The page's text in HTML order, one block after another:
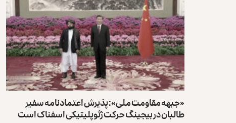
«جبهه مقاومت ملی»: پذیرش اعتمادنامه سفیر
طالبان در بیجینگ حرکت ژئوپلیتیکی اسفناک است